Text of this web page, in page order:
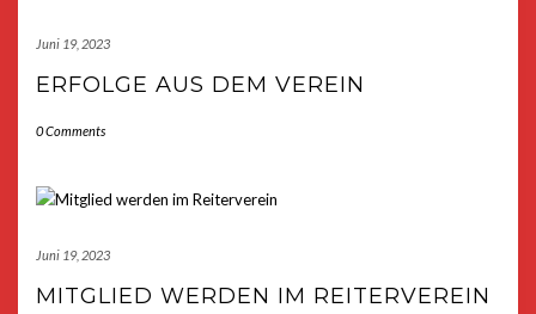
Juni 19, 2023
ERFOLGE AUS DEM VEREIN
0 Comments
Juni 19, 2023
MITGLIED WERDEN IM REITERVEREIN